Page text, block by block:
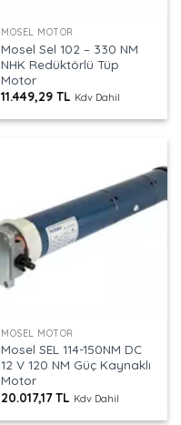
MOSEL MOTOR
Mosel Sel 102 – 330 NM
NHK Redüktörlü Tüp
Motor
11.449,29TL Kdv Dahil
MOSEL MOTOR
Mosel SEL 114-150NM DC
12 V 120 NM Güç Kaynaklı
Motor
20.017,17TL Kdv Dahil